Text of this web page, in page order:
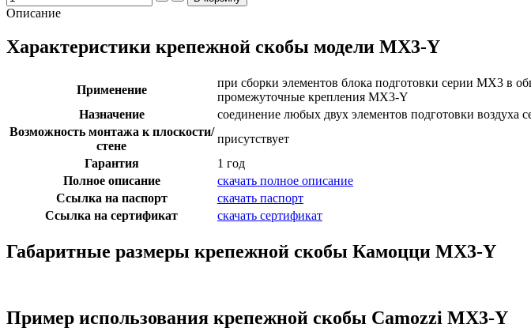
Описание
Характеристики крепежной скобы модели MX3-Y
Применение
при сборки элементов блока подготовки серии MX3 в
промежуточные крепления МХ3-Y
Назначение
соединение любых двух элементов подготовки воздуха
Возможность монтажа к плоскости/
стене
присутствует
Гарантия
1 год
Полное описание
скачать полное описание
Ссылка на паспорт
скачать паспорт
Ссылка на сертификат
скачать сертификат
Габаритные размеры крепежной скобы Камоцци MX3-Y
Пример использования крепежной скобы Camozzi MX3-Y